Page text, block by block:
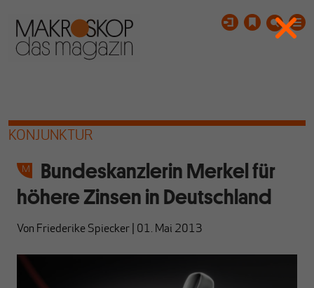
KONJUNKTUR
Bundeskanzlerin Merkel für
höhere Zinsen in Deutschland
Von Friederike Spiecker 01. Mai 2013